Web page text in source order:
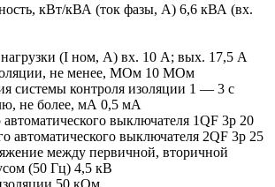
кВт/кВА (ток фазы, А) 6,6 кВА (вх.
(I ном, А) вх. 10 А; вых. 17,5 А
не менее, МОм 10 МОм
системы контроля изоляции 1 — 3 с
не более, мА 0,5 мА
выключателя 1QF 3р 20
автоматического выключателя 2QF 3р 25
между первичной, вторичной
(50 Гц) 4,5 кВ
50 кОм